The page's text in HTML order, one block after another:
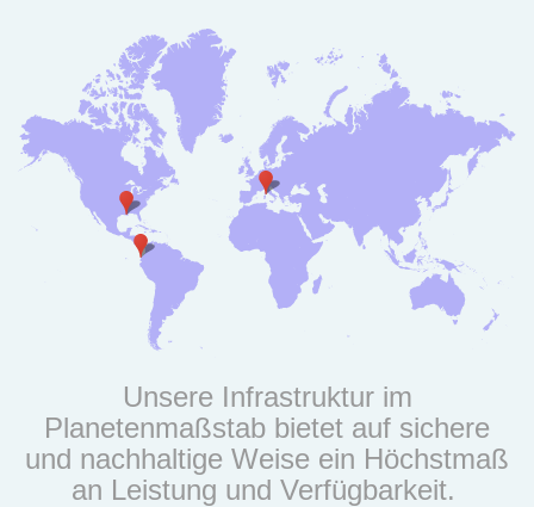
Unsere Infrastruktur im
Planetenmaßstab bietet auf sichere
und nachhaltige Weise ein Höchstmaß
an Leistung und Verfügbarkeit.